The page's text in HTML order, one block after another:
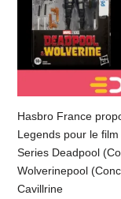
Hasbro France
Legends pour le
Series Deadpool
Wolverinepool
Cavillrine